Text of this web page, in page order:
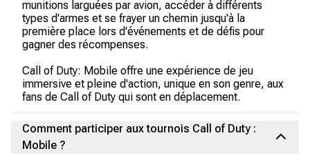
munitions larguées par avion, accéder à différents
types d'armes et se frayer un chemin jusqu'à la
première place lors d'événements et de défis pour
gagner des récompenses.
Call of Duty: Mobile offre une expérience de jeu
immersive et pleine d'action, unique en son genre, aux
fans de Call of Duty qui sont en déplacement.
Comment participer aux tournois Call of Duty :
Mobile ?